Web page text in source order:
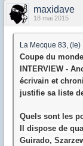
maxidave
18 mai 2015
La Mecque 83,
Coupe du
INTERVIEW -
écrivain et
justifie sa liste
Quels sont les
Il dispose de
Guirado,